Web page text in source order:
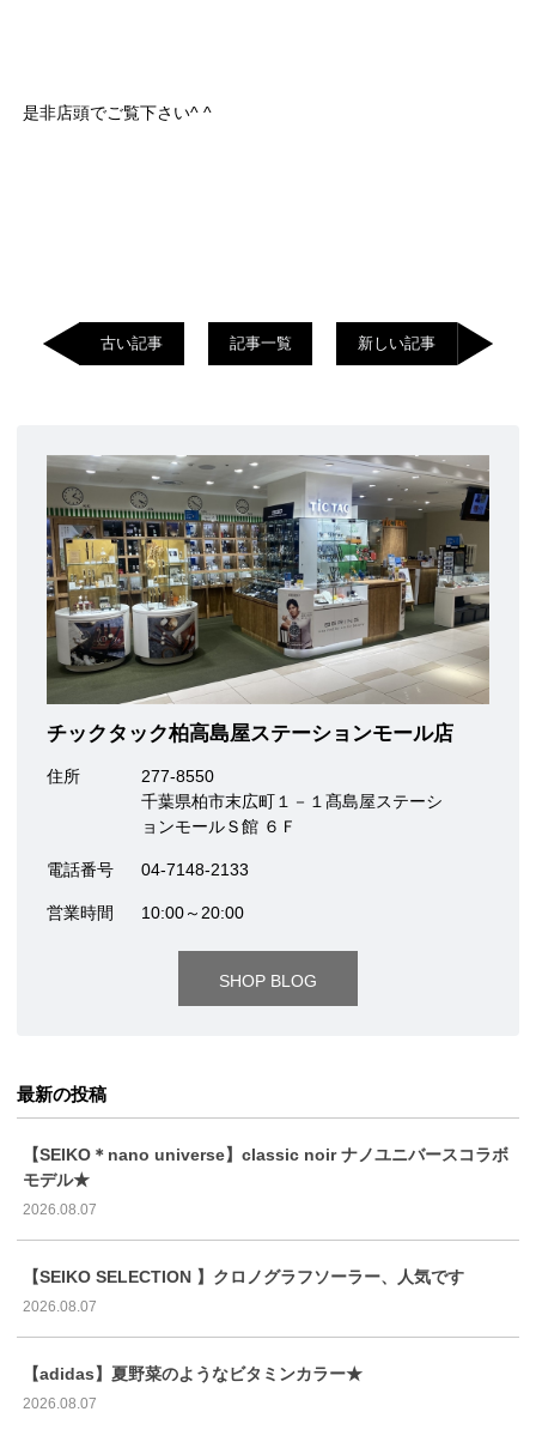
是非店頭でご覧下さい^ ^
古い記事 記事一覧 新しい記事
チックタック柏高島屋ステーションモール店
住所
277-8550
千葉県柏市末広町１－１髙島屋ステーシ
ョンモールＳ館 ６Ｆ
電話番号 04-7148-2133
営業時間 10:00～20:00
SHOP BLOG
最新の投稿
【SEIKO＊nano universe】classic noir ナノユニバースコラボ
モデル★
2026.08.07
【SEIKO SELECTION 】クロノグラフソーラー、人気です
2026.08.07
【adidas】夏野菜のようなビタミンカラー★
2026.08.07